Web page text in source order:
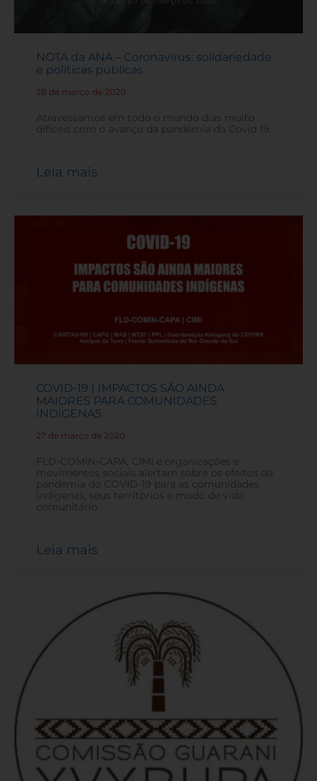
NOTA da ANA – Coronavírus: solidariedade
e políticas públicas
28 de março de 2020
Atravessamos em todo o mundo dias muito
difíceis com o avanço da pandemia da Covid 19.
Leia mais
COVID-19 | IMPACTOS SÃO AINDA
MAIORES PARA COMUNIDADES
INDÍGENAS
27 de março de 2020
FLD-COMIN-CAPA, CIMI e organizações e
movimentos sociais alertam sobre os efeitos da
pandemia do COVID-19 para as comunidades
indígenas, seus territórios e modo de vida
comunitário
Leia mais